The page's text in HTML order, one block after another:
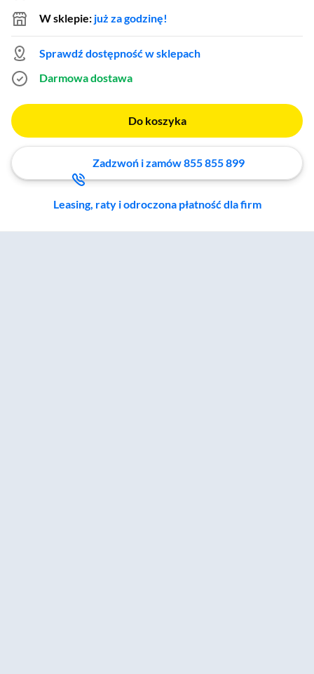
W sklepie: już za godzinę!
Sprawdź dostępność w sklepach
Darmowa dostawa
Do koszyka
Zadzwoń i zamów 855 855 899
Leasing, raty i odroczona płatność dla firm